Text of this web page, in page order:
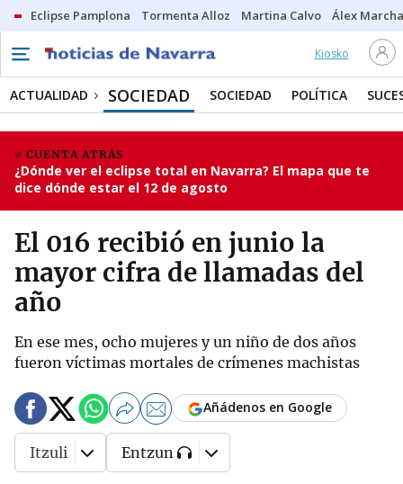
Eclipse Pamplona Tormenta Alloz Martina Calvo Álex
Kiosko
ACTUALIDAD SOCIEDAD SOCIEDAD POLÍTICA
CUENTA ATRÁS
¿Dónde ver el eclipse total en Navarra? El mapa que te
dice dónde estar el 12 de agosto
El 016 recibió en junio la
mayor cifra de llamadas del
año
En ese mes, ocho mujeres y un niño de dos años
fueron víctimas mortales de crímenes machistas
Añádenos en Google
Itzuli Entzun